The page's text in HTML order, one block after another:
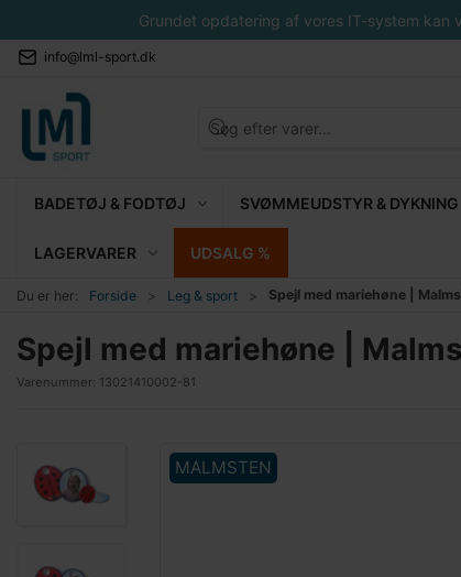
Grundet opdatering af vores IT-system
info@lml-sport.dk
BADETØJ & FODTØJ SVØMMEUDSTYR & DYKNING
LAGERVARER UDSALG %
Du er her: Forside Leg & sport Spejl med mariehøne |
Spejl med mariehøne |
Varenummer: 13021410002-81
MALMSTEN